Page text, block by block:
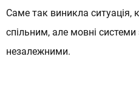
Саме так виникла ситуація,
спільним, але мовні
незалежними.